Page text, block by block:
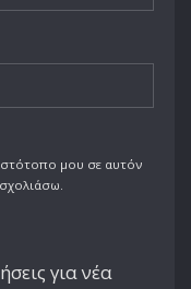
μου σε αυτόν
για νέα